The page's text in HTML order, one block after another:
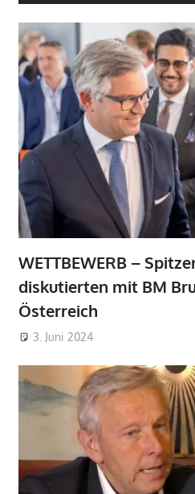
WETTBEWERB –
diskutierten mit BM
Österreich
3. Juni 2024